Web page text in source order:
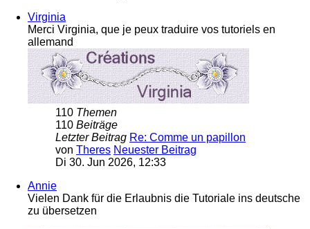
Virginia
Merci Virginia, que je peux traduire vos tutoriels en
allemand
110 Themen
110 Beiträge
Letzter Beitrag Re: Comme un papillon
von Theres Neuester Beitrag
Di 30. Jun 2026, 12:33
Annie
Vielen Dank für die Erlaubnis die Tutoriale ins deutsche
zu übersetzen